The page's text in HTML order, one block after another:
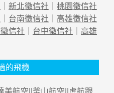
新北徵信社
桃園徵信社
台南徵信社
高雄徵信社
信社 台中徵信社
高雄
的飛機
美航空 釜山航空 虎航跟